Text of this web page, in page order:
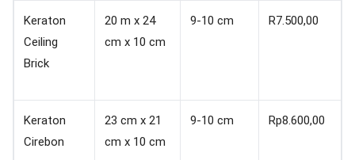
Keraton
Ceiling
Brick
20 m x 24
cm x 10 cm
9-10 cm R7.500,00
Keraton
Cirebon
23 cm x 21
cm x 10 cm
9-10 cm Rp8.600,00